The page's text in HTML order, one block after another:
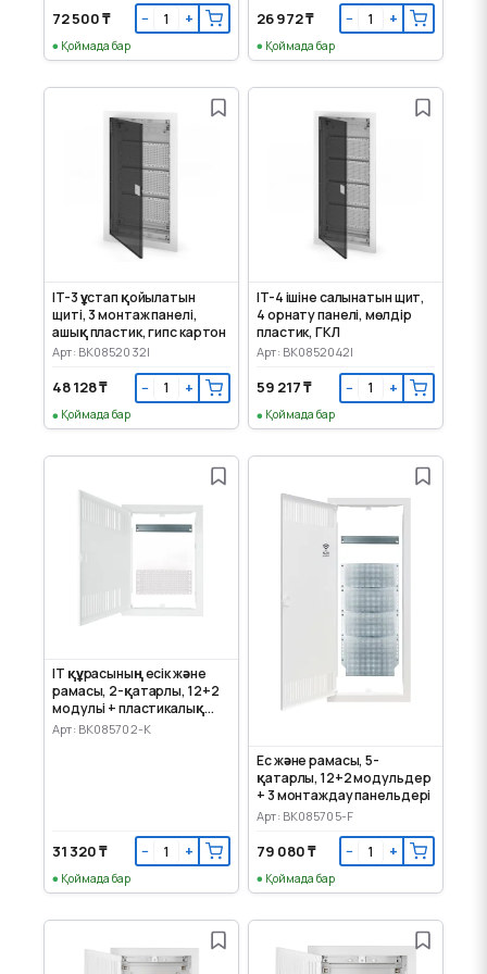
72 500 ₸ − +
Қоймада бар
26 972 ₸ − +
Қоймада бар
IT-3 ұстап қойылатын
щиті, 3 монтаж панелі,
ашық пластик, гипс картон
Арт: BK0852032I
48 128 ₸ − +
Қоймада бар
IT-4 ішіне салынатын щит,
4 орнату панелі, мөлдір
пластик, ГКЛ
Арт: BK0852042I
59 217 ₸ − +
Қоймада бар
IT құрасының есік және
рамасы, 2-қатарлы, 12+2
модульі + пластикалық
монтаж панелі
Арт: BK085702-K
31 320 ₸ − +
Қоймада бар
Ес және рамасы, 5-
қатарлы, 12+2 модульдер
+ 3 монтаждау панельдері
Арт: BK085705-F
79 080 ₸ − +
Қоймада бар